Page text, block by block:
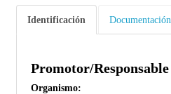
Identificación Documentación
Promotor/Responsable
Organismo: